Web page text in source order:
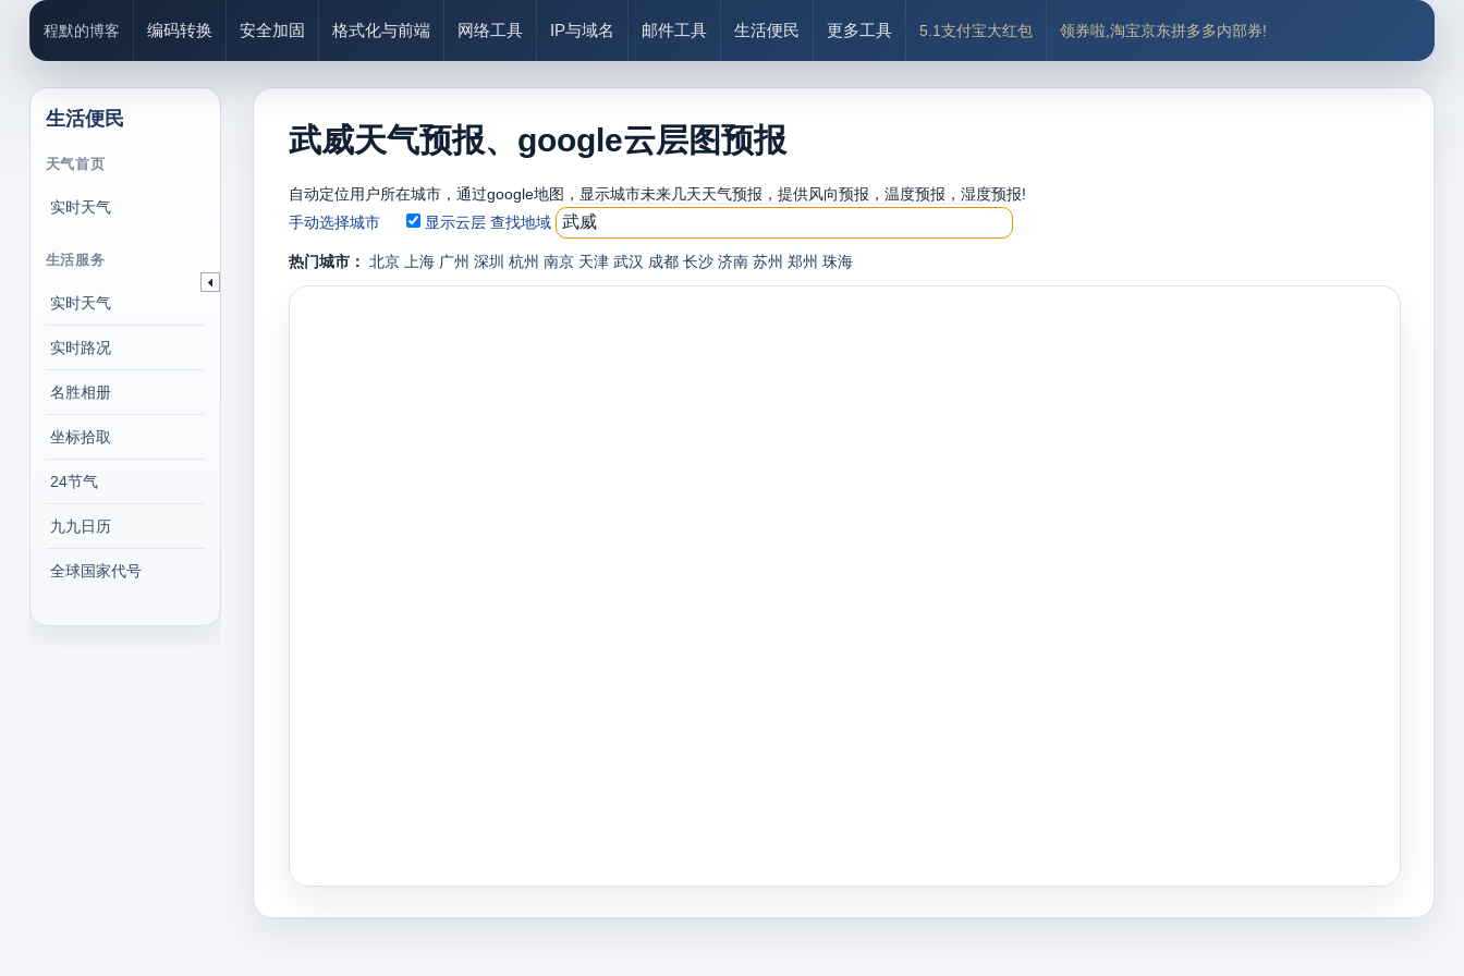
程默的博客 编码转换 安全加固 格式化与前端 网络工具 IP与域名 邮件工具 生活便民 更多工具 5.1支付宝大红包 领券啦,淘宝京东拼多多内部券!
生活便民
天气首页
实时天气
生活服务
实时天气
实时路况
名胜相册
坐标拾取
24节气
九九日历
全球国家代号
武威天气预报、google云层图预报
自动定位用户所在城市，通过google地图，显示城市未来几天天气预报，提供风向预报，温度预报，湿度预报!
手动选择城市
显示云层 查找地域
热门城市： 北京 上海 广州 深圳 杭州 南京 天津 武汉 成都 长沙 济南 苏州 郑州 珠海